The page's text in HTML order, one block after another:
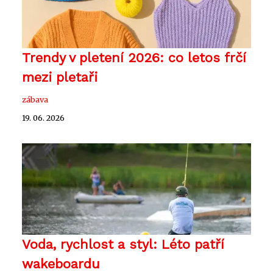
Trendy v pletení 2026: co letos frčí
mezi pletaři
zábava
19. 06. 2026
Voda, rychlost a styl: Léto patří
wakeboardu